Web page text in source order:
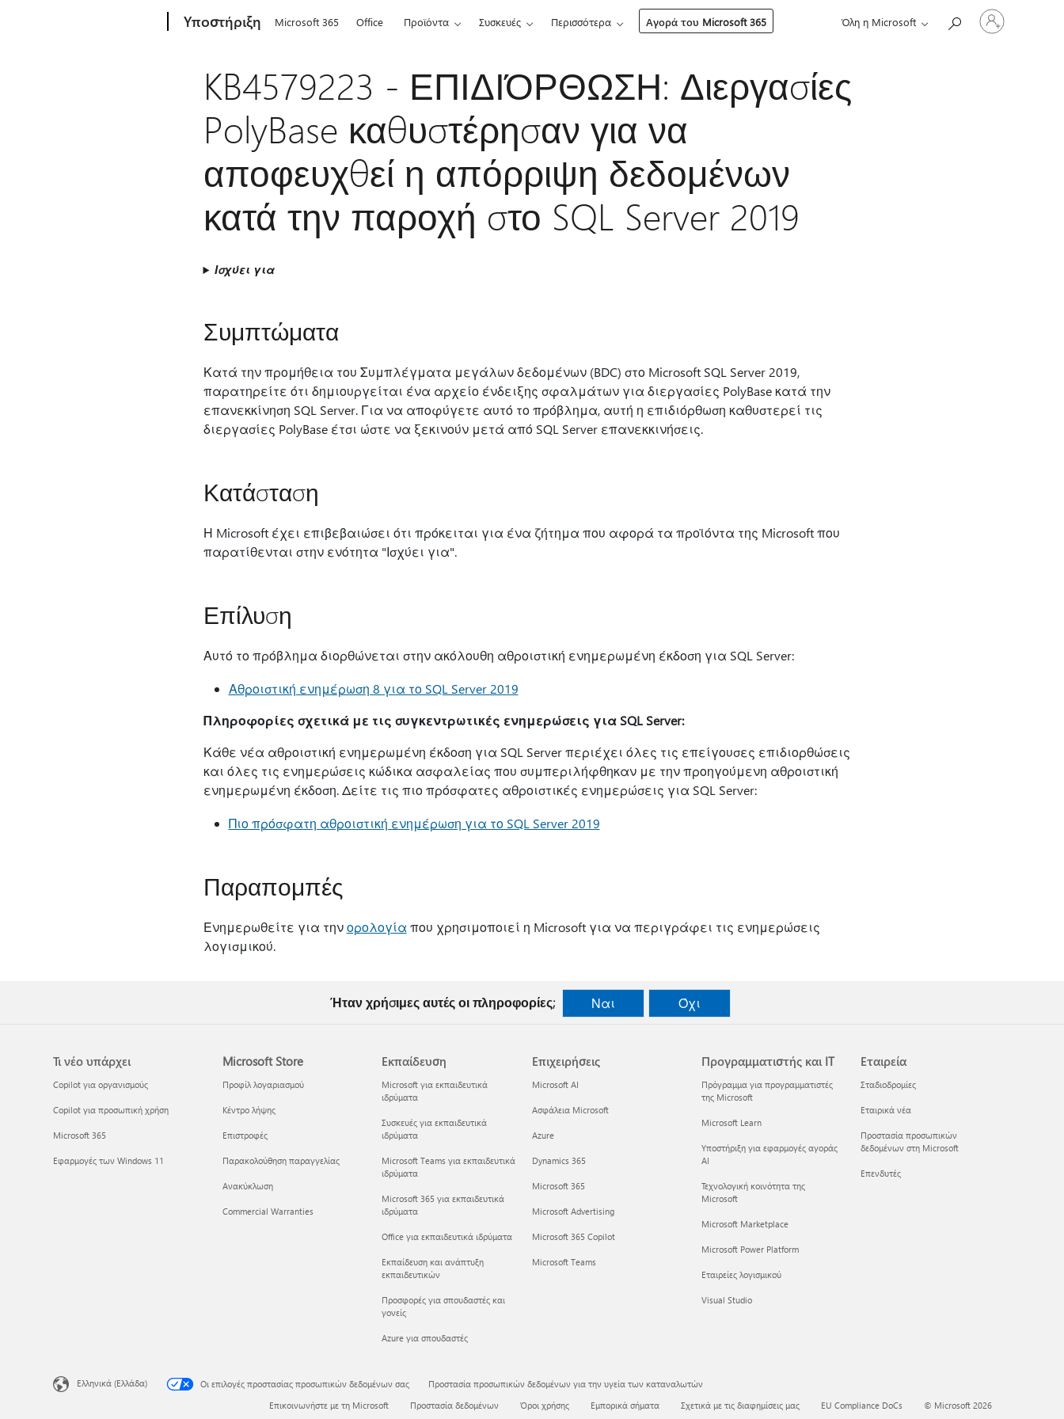
Υποστήριξη Microsoft 365 Office Προϊόντα Συσκευές Περισσότερα Αγορά του Microsoft 365 Όλη η Microsoft
Είσοδος
στον
KB4579223 - ΕΠΙΔΙΌΡΘΩΣΗ: Διεργασίες
PolyBase καθυστέρησαν για να
αποφευχθεί η απόρριψη δεδομένων
κατά την παροχή στο SQL Server 2019
Ισχύει για
Συμπτώματα
Κατά την προμήθεια του Συμπλέγματα μεγάλων δεδομένων (BDC) στο Microsoft SQL Server 2019,
παρατηρείτε ότι δημιουργείται ένα αρχείο ένδειξης σφαλμάτων για διεργασίες PolyBase κατά την
επανεκκίνηση SQL Server. Για να αποφύγετε αυτό το πρόβλημα, αυτή η επιδιόρθωση καθυστερεί τις
διεργασίες PolyBase έτσι ώστε να ξεκινούν μετά από SQL Server επανεκκινήσεις.
Κατάσταση
Η Microsoft έχει επιβεβαιώσει ότι πρόκειται για ένα ζήτημα που αφορά τα προϊόντα της Microsoft που
παρατίθενται στην ενότητα "Ισχύει για".
Επίλυση
Αυτό το πρόβλημα διορθώνεται στην ακόλουθη αθροιστική ενημερωμένη έκδοση για SQL Server:
Αθροιστική ενημέρωση 8 για το SQL Server 2019
Πληροφορίες σχετικά με τις συγκεντρωτικές ενημερώσεις για SQL Server:
Κάθε νέα αθροιστική ενημερωμένη έκδοση για SQL Server περιέχει όλες τις επείγουσες επιδιορθώσεις
και όλες τις ενημερώσεις κώδικα ασφαλείας που συμπεριλήφθηκαν με την προηγούμενη αθροιστική
ενημερωμένη έκδοση. Δείτε τις πιο πρόσφατες αθροιστικές ενημερώσεις για SQL Server:
Πιο πρόσφατη αθροιστική ενημέρωση για το SQL Server 2019
Παραπομπές
Ενημερωθείτε για τηνορολογία που χρησιμοποιεί η Microsoft για να περιγράφει τις ενημερώσεις
λογισμικού.
Ήταν χρήσιμες αυτές οι πληροφορίες; Ναι Όχι
Τι νέο υπάρχει
Copilot για οργανισμούς
Copilot για προσωπική χρήση
Microsoft 365
Εφαρμογές των Windows 11
Microsoft Store
Προφίλ λογαριασμού
Κέντρο λήψης
Επιστροφές
Παρακολούθηση παραγγελίας
Ανακύκλωση
Commercial Warranties
Εκπαίδευση
Microsoft για εκπαιδευτικά
ιδρύματα
Συσκευές για εκπαιδευτικά
ιδρύματα
Microsoft Teams για εκπαιδευτικά
ιδρύματα
Microsoft 365 για εκπαιδευτικά
ιδρύματα
Office για εκπαιδευτικά ιδρύματα
Εκπαίδευση και ανάπτυξη
εκπαιδευτικών
Προσφορές για σπουδαστές και
γονείς
Azure για σπουδαστές
Επιχειρήσεις
Microsoft AI
Ασφάλεια Microsoft
Azure
Dynamics 365
Microsoft 365
Microsoft Advertising
Microsoft 365 Copilot
Microsoft Teams
Προγραμματιστής και IT
Πρόγραμμα για προγραμματιστές
της Microsoft
Microsoft Learn
Υποστήριξη για εφαρμογές αγοράς
AI
Τεχνολογική κοινότητα της
Microsoft
Microsoft Marketplace
Microsoft Power Platform
Εταιρείες λογισμικού
Visual Studio
Εταιρεία
Σταδιοδρομίες
Εταιρικά νέα
Προστασία προσωπικών
δεδομένων στη Microsoft
Επενδυτές
Ελληνικά (Ελλάδα) Οι επιλογές προστασίας προσωπικών δεδομένων σας
Προστασία προσωπικών δεδομένων για την υγεία των καταναλωτών
Επικοινωνήστε με τη Microsoft
Προστασία δεδομένων Όροι χρήσης Εμπορικά σήματα Σχετικά με τις διαφημίσεις μας EU Compliance DoCs © Microsoft 2026